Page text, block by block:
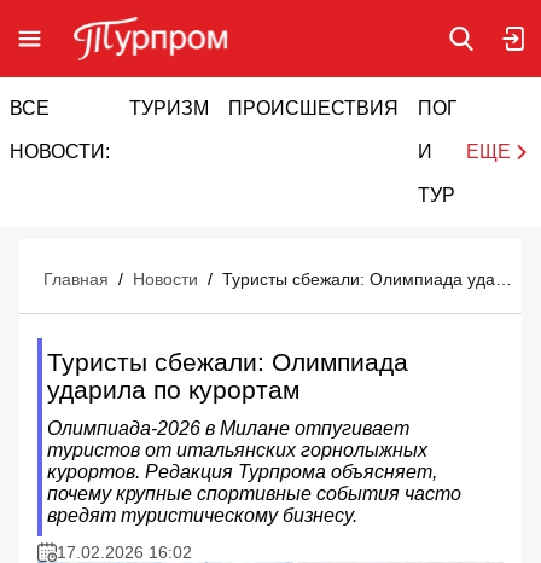
ВСЕ
НОВОСТИ:
ТУРИЗМ ПРОИСШЕСТВИЯ ПОГОДА
И
ТУРИЗМ
ЕЩЕ
Главная / Новости /
Туристы сбежали: Олимпиада
ударила по курортам
Олимпиада-2026 в Милане отпугивает
туристов от итальянских горнолыжных
курортов. Редакция Турпрома объясняет,
почему крупные спортивные события часто
вредят туристическому бизнесу.
17.02.2026 16:02